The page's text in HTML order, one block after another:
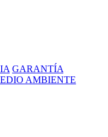
GARANTÍA
AMBIENTE